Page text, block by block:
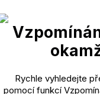
Rychle vyhledejte
pomocí funkcí